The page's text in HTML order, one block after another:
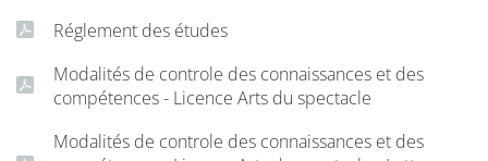
Réglement des études
Modalités de controle des connaissances et des
compétences - Licence Arts du spectacle
Modalités de controle des connaissances et des